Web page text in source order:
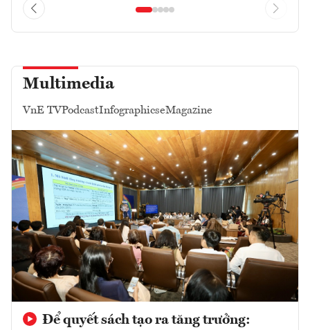
Multimedia
VnE TVPodcastInfographicseMagazine
Để quyết sách tạo ra tăng trưởng: